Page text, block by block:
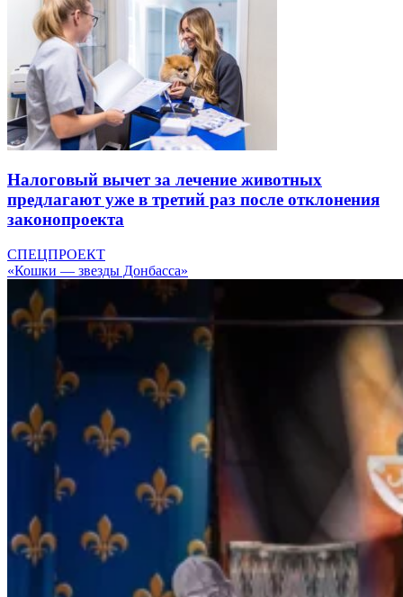
Налоговый вычет за лечение животных
предлагают уже в третий раз после отклонения
законопроекта
СПЕЦПРОЕКТ
«Кошки — звезды Донбасса»